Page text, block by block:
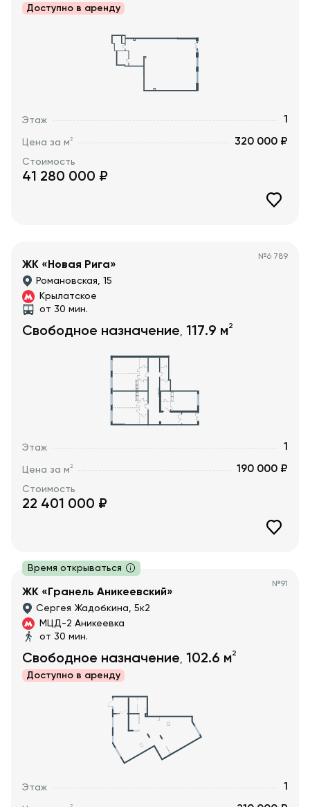
Доступно в аренду
Этаж 1
Цена за м2 320 000 ₽
Стоимость
41 280 000 ₽
№6 789
ЖК «Новая Рига»
Романовская, 15
Крылатское
от 30 мин.
Свободное назначение, 117.9 м2
Этаж 1
Цена за м2 190 000 ₽
Стоимость
22 401 000 ₽
Время открываться
№91
ЖК «Гранель Аникеевский»
Сергея Жадобкина, 5к2
МЦД-2 Аникеевка
от 30 мин.
Свободное назначение 102.6 м2
Доступно в аренду
Этаж 1